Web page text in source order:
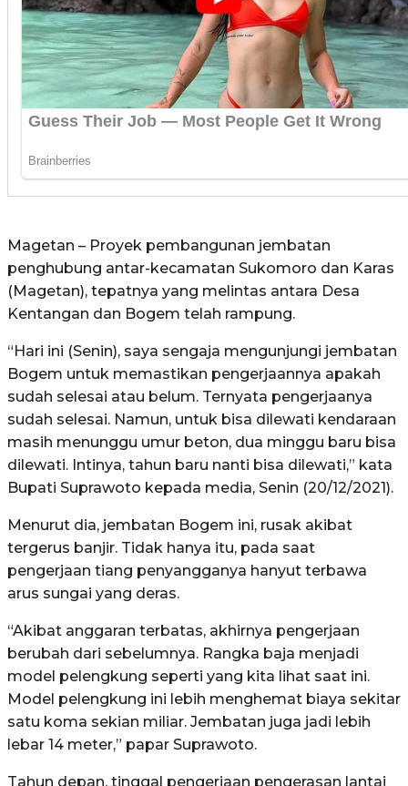
Magetan – Proyek pembangunan jembatan
penghubung antar-kecamatan Sukomoro dan Karas
(Magetan), tepatnya yang melintas antara Desa
Kentangan dan Bogem telah rampung.
“Hari ini (Senin), saya sengaja mengunjungi jembatan
Bogem untuk memastikan pengerjaannya apakah
sudah selesai atau belum. Ternyata pengerjaanya
sudah selesai. Namun, untuk bisa dilewati kendaraan
masih menunggu umur beton, dua minggu baru bisa
dilewati. Intinya, tahun baru nanti bisa dilewati,” kata
Bupati Suprawoto kepada media, Senin (20/12/2021).
Menurut dia, jembatan Bogem ini, rusak akibat
tergerus banjir. Tidak hanya itu, pada saat
pengerjaan tiang penyangganya hanyut terbawa
arus sungai yang deras.
“Akibat anggaran terbatas, akhirnya pengerjaan
berubah dari sebelumnya. Rangka baja menjadi
model pelengkung seperti yang kita lihat saat ini.
Model pelengkung ini lebih menghemat biaya sekitar
satu koma sekian miliar. Jembatan juga jadi lebih
lebar 14 meter,” papar Suprawoto.
Tahun depan, tinggal pengerjaan pengerasan lantai